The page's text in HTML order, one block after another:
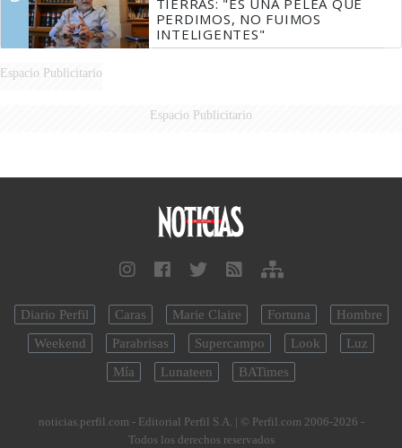
PERDIMOS, NO FUIMOS
INTELIGENTES"
Espacio Publicitario
Espacio Publicitario
Diario Perfil Caras Marie Claire Fortuna
Hombre
Weekend
Parabrisas Supercampo Look
Luz
Mía
Lunateen BATimes
noticias.perfil.com - Editorial Perfil S.A. | © Perfil.com 2006-2026 -
Todos los derechos reservados